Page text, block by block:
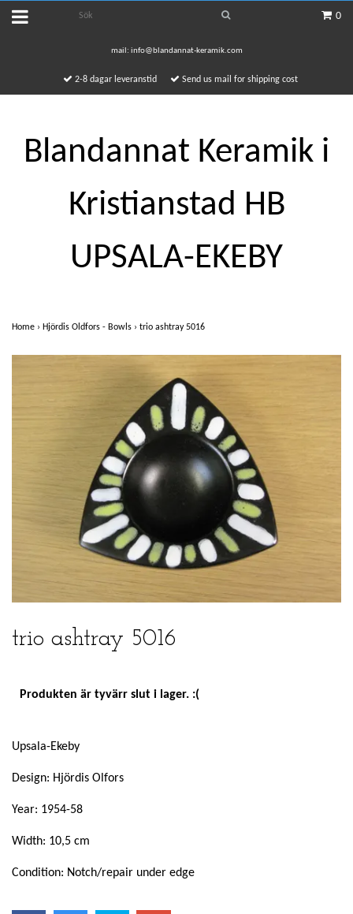
0
mail: info@blandannat-keramik.com
2-8 dagar leveranstid Send us mail for shipping cost
Blandannat Keramik i
Kristianstad HB
UPSALA-EKEBY
Home › Hjördis Oldfors - Bowls › trio ashtray 5016
trio ashtray 5016
Produkten är tyvärr slut i lager. :(
Upsala-Ekeby
Design: Hjördis Olfors
Year: 1954-58
Width: 10,5 cm
Condition: Notch/repair under edge